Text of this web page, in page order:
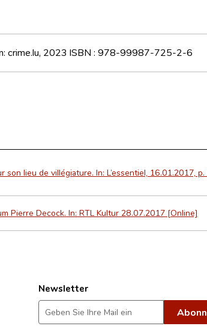
crime.lu, 2023 ISBN : 978-99987-725-2-6
son lieu de villégiature. In: L’essentiel, 16.01.2017, p.
Pierre Decock. In: RTL Kultur 28.07.2017 [Online]
Newsletter